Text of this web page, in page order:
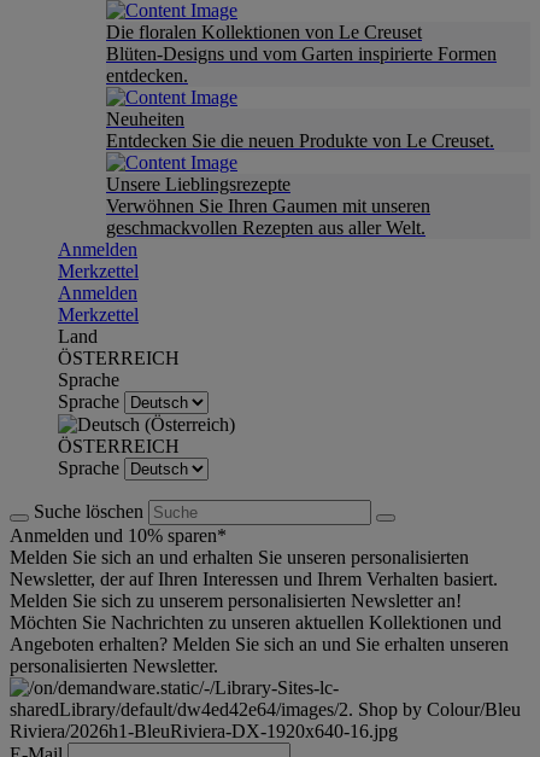
Die floralen Kollektionen von Le Creuset
Blüten-Designs und vom Garten inspirierte Formen
entdecken.
Neuheiten
Entdecken Sie die neuen Produkte von Le Creuset.
Unsere Lieblingsrezepte
Verwöhnen Sie Ihren Gaumen mit unseren
geschmackvollen Rezepten aus aller Welt.
Anmelden
Merkzettel
Anmelden
Merkzettel
Land
ÖSTERREICH
Sprache
Sprache
ÖSTERREICH
Sprache
Suche löschen
Anmelden und 10% sparen*
Melden Sie sich an und erhalten Sie unseren personalisierten
Newsletter, der auf Ihren Interessen und Ihrem Verhalten basiert.
Melden Sie sich zu unserem personalisierten Newsletter an!
Möchten Sie Nachrichten zu unseren aktuellen Kollektionen und
Angeboten erhalten? Melden Sie sich an und Sie erhalten unseren
personalisierten Newsletter.